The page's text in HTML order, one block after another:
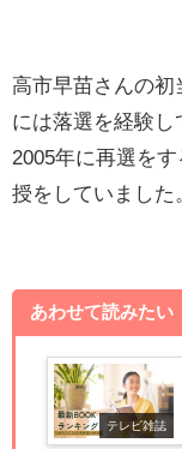
高市早苗さんの初
には落選を経験し
2005年に再選を
授をしていました
あわせて読みたい
テレビ雑誌